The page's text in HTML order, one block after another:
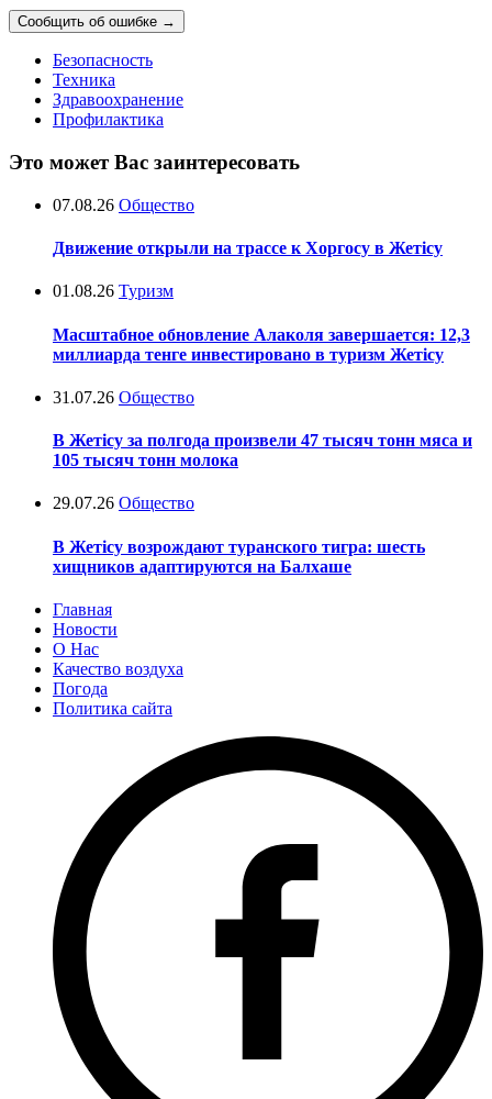
Сообщить об ошибке →
Безопасность
Техника
Здравоохранение
Профилактика
Это может Вас заинтересовать
07.08.26 Общество
Движение открыли на трассе к Хоргосу в Жетісу
01.08.26 Туризм
Масштабное обновление Алаколя завершается: 12,3
миллиарда тенге инвестировано в туризм Жетісу
31.07.26 Общество
В Жетісу за полгода произвели 47 тысяч тонн мяса и
105 тысяч тонн молока
29.07.26 Общество
В Жетісу возрождают туранского тигра: шесть
хищников адаптируются на Балхаше
Главная
Новости
О Нас
Качество воздуха
Погода
Политика сайта